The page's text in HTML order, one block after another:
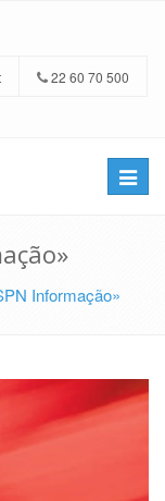
22 60 70 500
Toggle
Informação»